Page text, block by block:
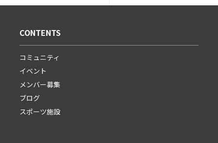
CONTENTS
コミュニティ
イベント
メンバー募集
ブログ
スポーツ施設